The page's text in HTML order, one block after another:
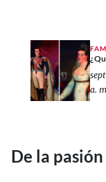
a.
De la